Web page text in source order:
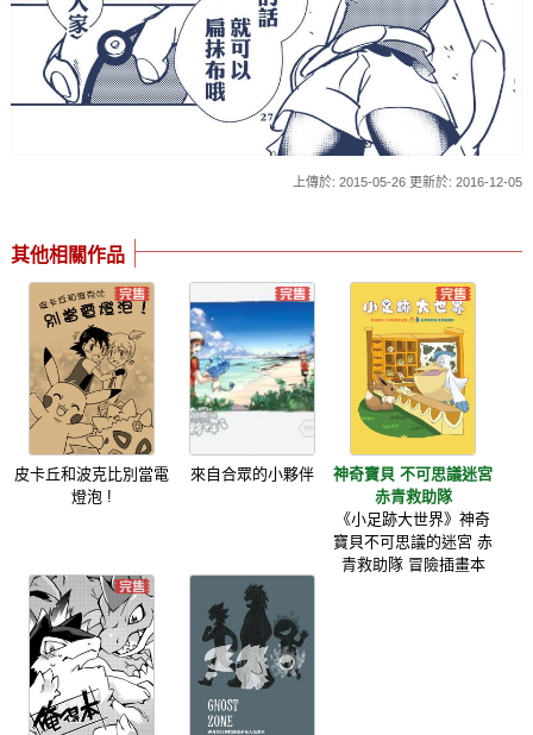
上傳於: 2015-05-26 更新於: 2016-12-05
其他相關作品
皮卡丘和波克比別當電
燈泡 !
來自合眾的小夥伴
神奇寶貝 不可思議迷宮
赤青救助隊
《小足跡大世界》神奇
寶貝不可思議的迷宮 赤
青救助隊 冒險插畫本